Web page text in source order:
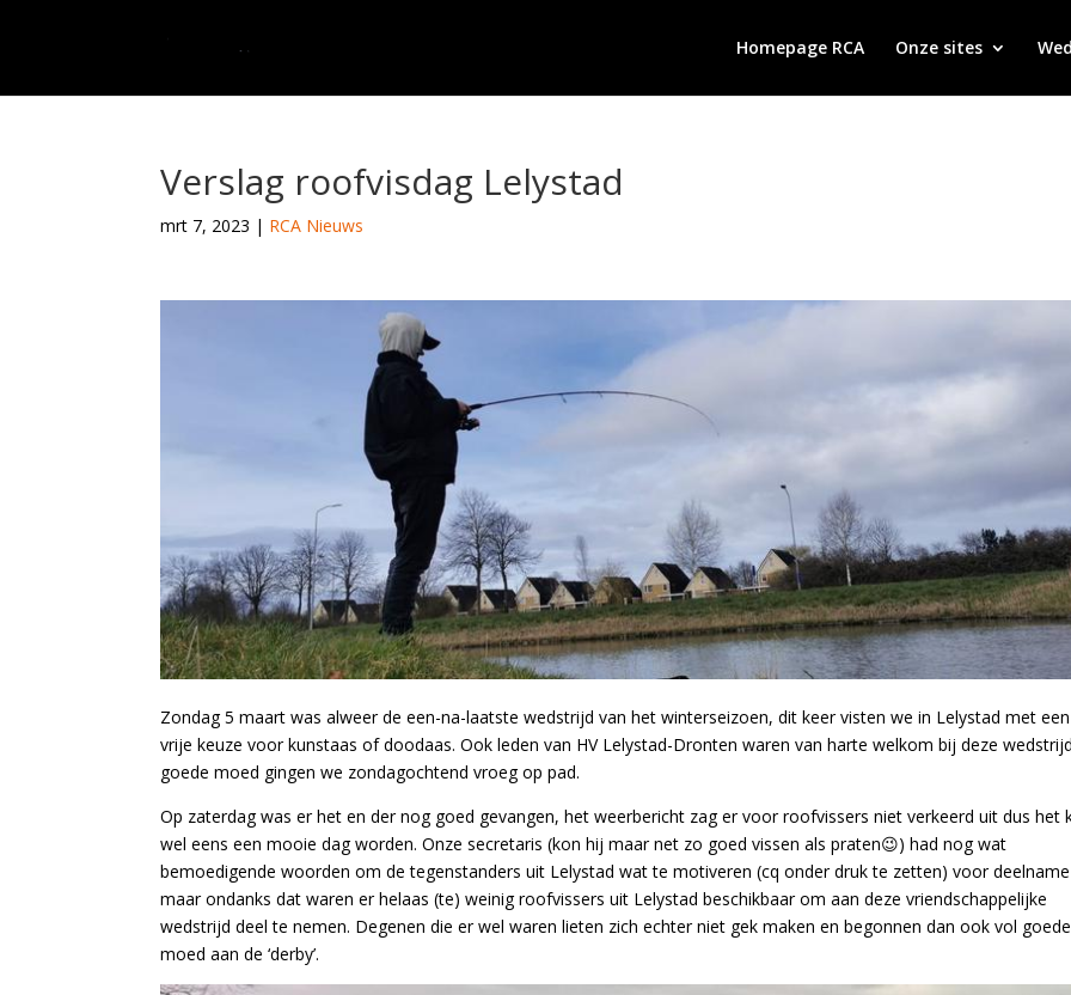
Homepage RCA Onze sites
Verslag roofvisdag Lelystad
mrt 7, 2023 | RCA Nieuws
Zondag 5 maart was alweer de een-na-laatste wedstrijd van het winterseizoen, dit keer visten we in Lelystad met een
vrije keuze voor kunstaas of doodaas. Ook leden van HV Lelystad-Dronten waren van harte welkom bij deze
goede moed gingen we zondagochtend vroeg op pad.
Op zaterdag was er het en der nog goed gevangen, het weerbericht zag er voor roofvissers niet verkeerd uit dus het
wel eens een mooie dag worden. Onze secretaris (kon hij maar net zo goed vissen als praten😉) had nog wat
bemoedigende woorden om de tegenstanders uit Lelystad wat te motiveren (cq onder druk te zetten) voor deelname
maar ondanks dat waren er helaas (te) weinig roofvissers uit Lelystad beschikbaar om aan deze vriendschappelijke
wedstrijd deel te nemen. Degenen die er wel waren lieten zich echter niet gek maken en begonnen dan ook vol goede
moed aan de ‘derby’.